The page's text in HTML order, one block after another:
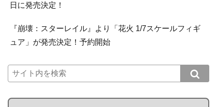
日に発売決定！
『崩壊：スターレイル』より「花火 1/7スケールフィギ
ュア」が発売決定！予約開始